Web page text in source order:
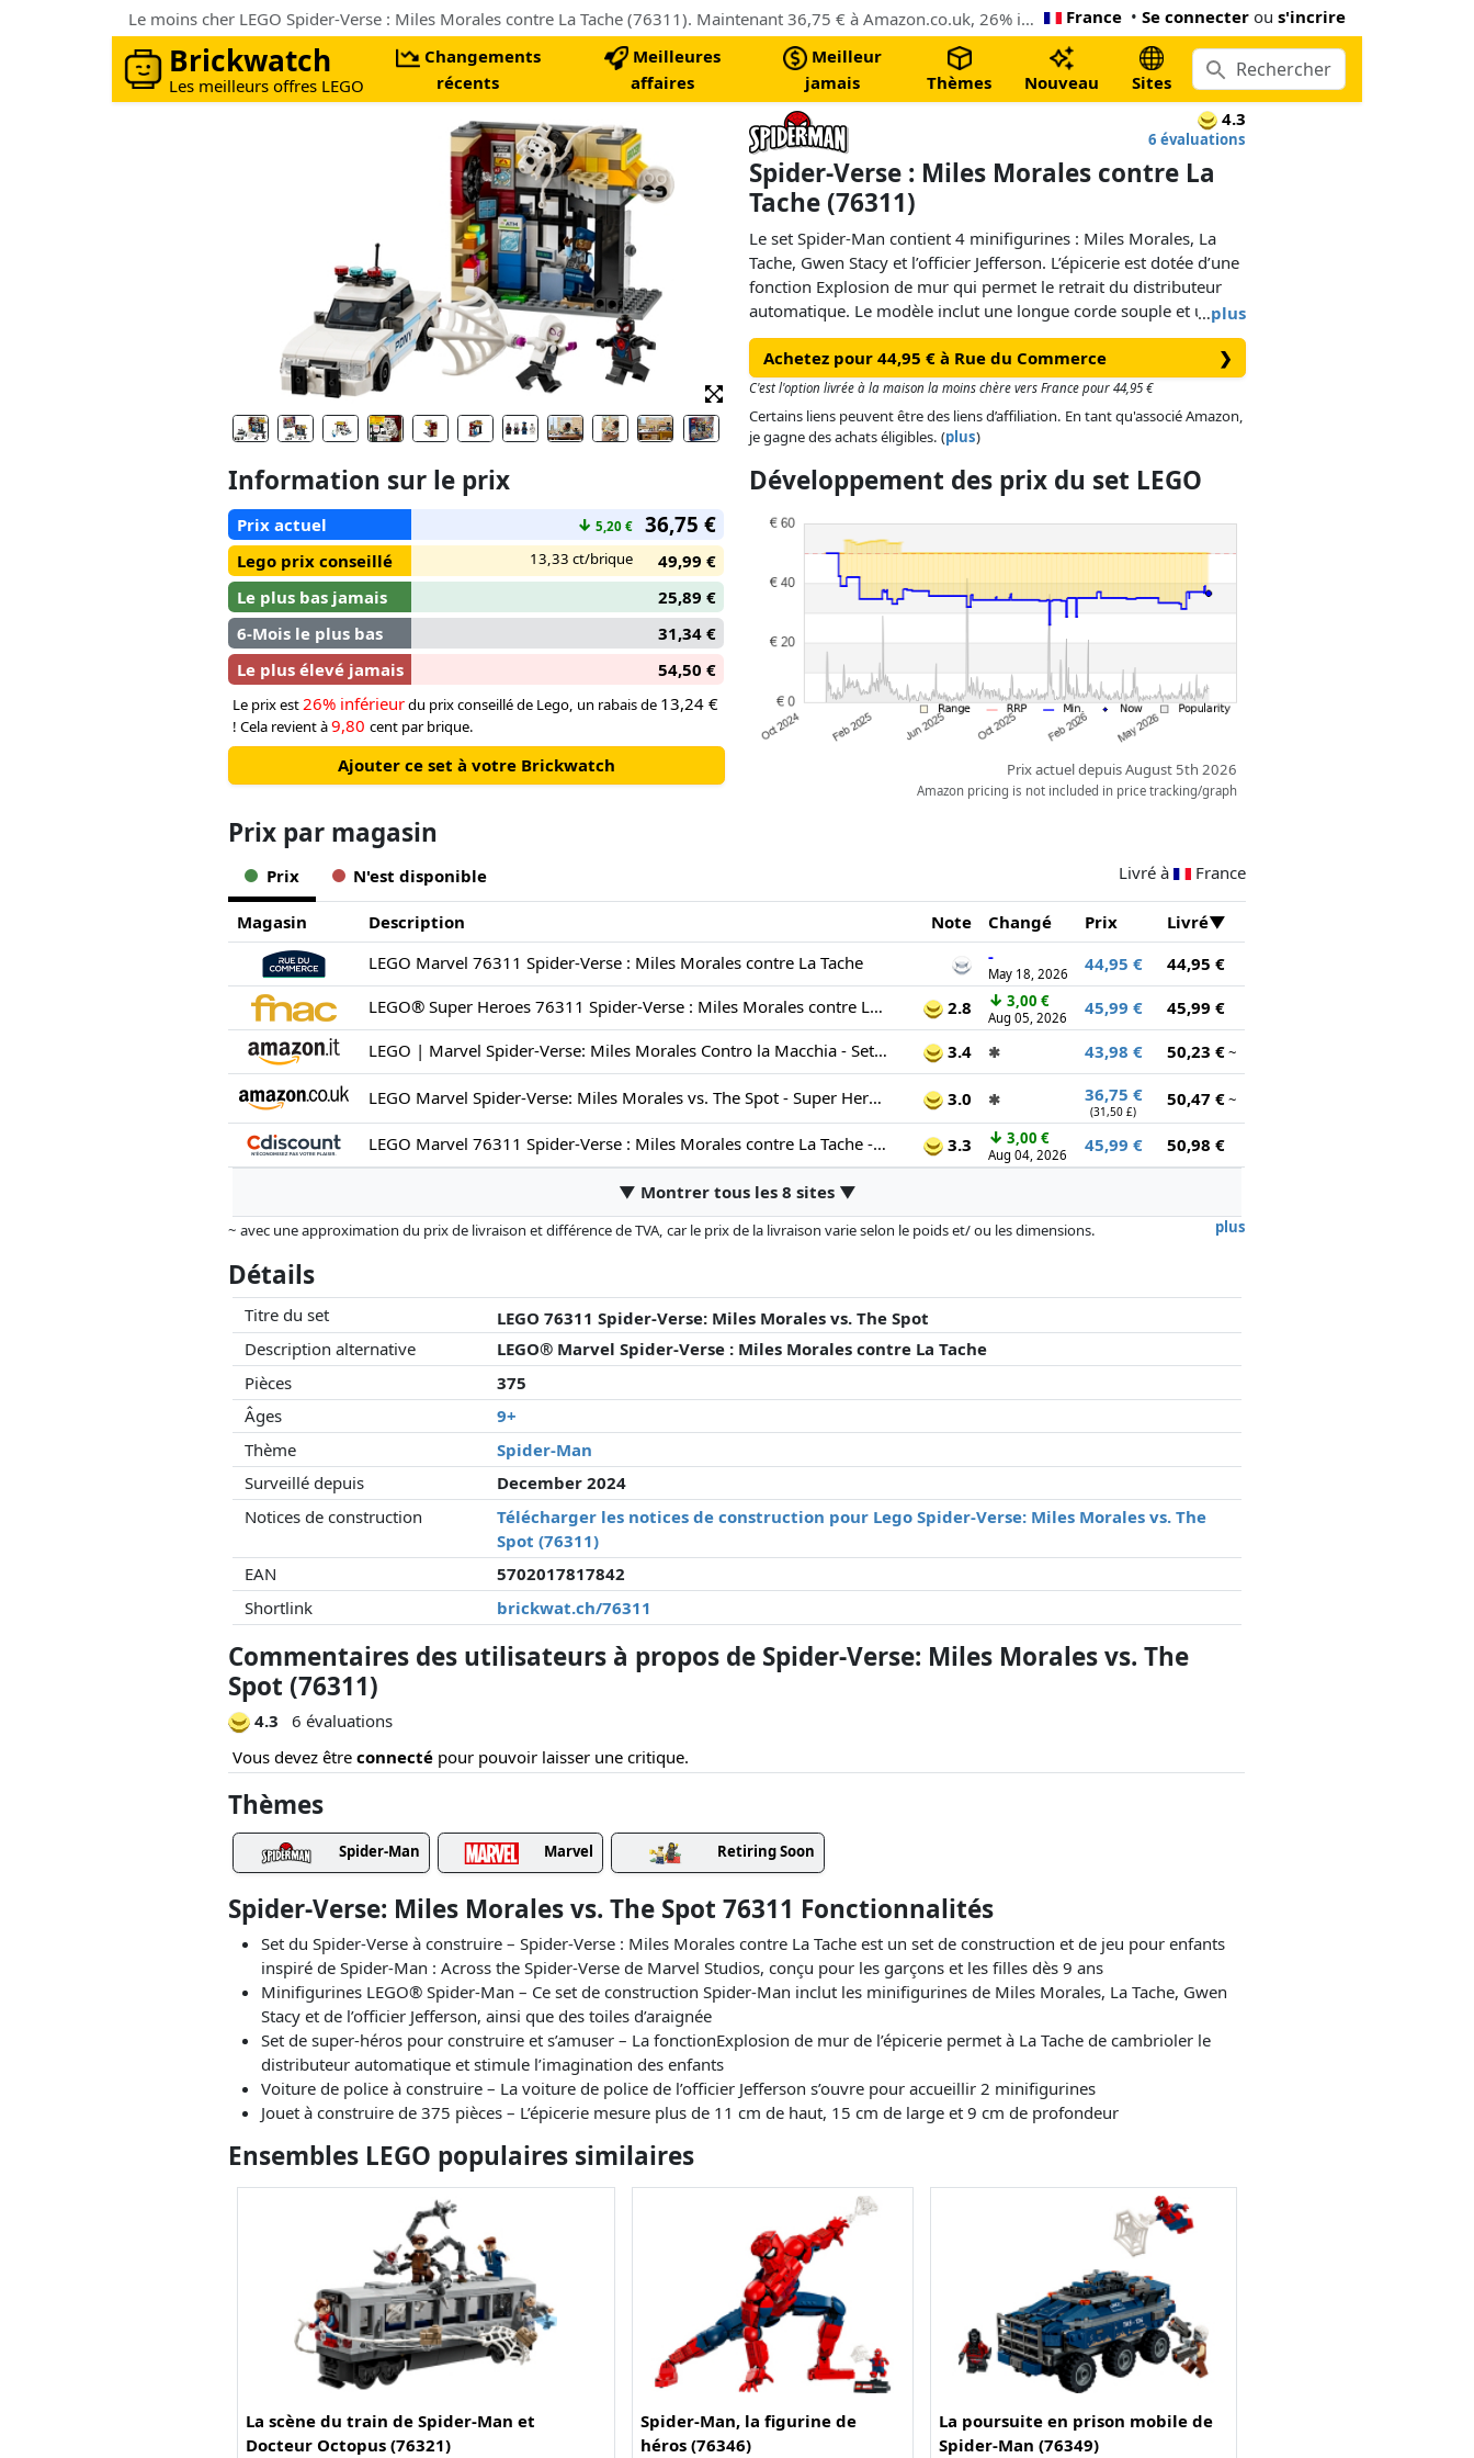
Le moins cher LEGO Spider-Verse : Miles Morales contre La Tache (76311). Maintenant 36,75 € à Amazon.co.uk, 26% inférieur le Lego prix conseillé France • Se connecter ou s'incrire
Brickwatch
Les meilleurs offres LEGO
Changements
récents
Meilleures
affaires
Meilleur
jamais
Thèmes Nouveau
Sites
4.3
6 évaluations
Spider-Verse : Miles Morales contre La
Tache (76311)
…plus
Le set Spider-Man contient 4 minifigurines : Miles Morales, La
Tache, Gwen Stacy et l’officier Jefferson. L’épicerie est dotée d’une
fonction Explosion de mur qui permet le retrait du distributeur
automatique. Le modèle inclut une longue corde souple et une
toile flexible suffisamment grande pour piéger une minifigurine.
La voiture de police s’ouvre pour accueillir 2 minifigurines.
Achetez pour 44,95 € à Rue du Commerce ❯
C'est l'option livrée à la maison la moins chère vers France pour 44,95 €
Certains liens peuvent être des liens d’affiliation. En tant qu'associé Amazon,
je gagne des achats éligibles. (plus)
Information sur le prix
Prix actuel ↓ 5,20 € 36,75 €
Lego prix conseillé 13,33 ct/brique
49,99 €
Le plus bas jamais
25,89 €
6-Mois le plus bas
31,34 €
Le plus élevé jamais
54,50 €
Le prix est 26% inférieurdu prix conseillé de Lego, un rabais de 13,24 €
! Cela revient à9,80 cent par brique.
Ajouter ce set à votre Brickwatch
Développement des prix du set LEGO
Prix actuel depuis August 5th 2026
Amazon pricing is not included in price tracking/graph
Prix ​​par magasin
Prix N'est disponible Livré à France
Magasin Description Note Changé Prix
Livré
LEGO Marvel 76311 Spider-Verse : Miles Morales contre La Tache
-
May 18, 2026 44,95 €
44,95 €
LEGO® Super Heroes 76311 Spider-Verse : Miles Morales contre La Tache
2.8 ↓ 3,00 €
Aug 05, 2026 45,99 €
45,99 €
LEGO | Marvel Spider-Verse: Miles Morales Contro la Macchia - Set da Supereroi con Edificio, Macchina Giocattolo da Costruire e 4 Minifigure, Giochi per Bambini e Bambine da 9 Anni, Idea Regalo 76311
3.4 ✱ 43,98 € 50,23 €~
LEGO Marvel Spider-Verse: Miles Morales vs. The Spot - Super Heroes Playset with a Buildable Toy Car, 4 Minifigures & a Shop - Birthday Gift for 9 Plus Year Old Boys & Girls 76311 3.0 ✱ 36,75 €
(31,50 £)
50,47 €~
LEGO Marvel 76311 Spider-Verse : Miles Morales contre La Tache - Jeu pour garçon dès 9 ans 3.3 ↓ 3,00 €
Aug 04, 2026 45,99 € 50,98 €
▼ Montrer tous les 8 sites ▼
plus
~ avec une approximation du prix de livraison et différence de TVA, car le prix de la livraison varie selon le poids et/ ou les dimensions.
aucune influence sur celui-ci. Ce n'est qu'à prix égaux que les réalisations historiques peuvent influencer l'ordre.
Détails
Titre du set
LEGO 76311 Spider-Verse: Miles Morales vs. The Spot
Description alternative
LEGO® Marvel Spider-Verse : Miles Morales contre La Tache
Pièces
375
Âges
9+
Thème
Spider-Man
Surveillé depuis
December 2024
Notices de construction
Télécharger les notices de construction pour Lego Spider-Verse: Miles Morales vs. The
Spot (76311)
EAN
5702017817842
Shortlink
brickwat.ch/76311
Commentaires des utilisateurs à propos de Spider-Verse: Miles Morales vs. The
Spot (76311)
4.3
6 évaluations
Vous devez être connecté pour pouvoir laisser une critique.
Thèmes
Spider-Man Marvel Retiring Soon
Spider-Verse: Miles Morales vs. The Spot 76311 Fonctionnalités
Set du Spider-Verse à construire – Spider-Verse : Miles Morales contre La Tache est un set de construction et de jeu pour enfants
inspiré de Spider-Man : Across the Spider-Verse de Marvel Studios, conçu pour les garçons et les filles dès 9 ans
Minifigurines LEGO® Spider-Man – Ce set de construction Spider-Man inclut les minifigurines de Miles Morales, La Tache, Gwen
Stacy et de l’officier Jefferson, ainsi que des toiles d’araignée
Set de super-héros pour construire et s’amuser – La fonctionExplosion de mur de l’épicerie permet à La Tache de cambrioler le
distributeur automatique et stimule l’imagination des enfants
Voiture de police à construire – La voiture de police de l’officier Jefferson s’ouvre pour accueillir 2 minifigurines
Jouet à construire de 375 pièces – L’épicerie mesure plus de 11 cm de haut, 15 cm de large et 9 cm de profondeur
Ensembles LEGO populaires similaires
La scène du train de Spider-Man et
Docteur Octopus (76321)
Spider-Man, la figurine de
héros (76346)
La poursuite en prison mobile de
Spider-Man (76349)